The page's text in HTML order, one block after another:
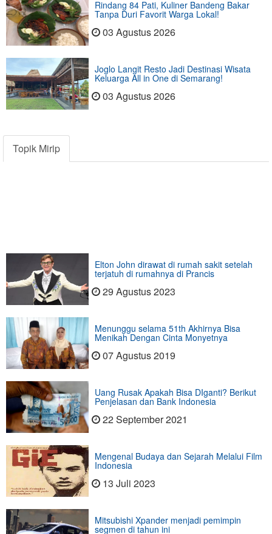
Rindang 84 Pati, Kuliner Bandeng Bakar
Tanpa Duri Favorit Warga Lokal!
03 Agustus 2026
Joglo Langit Resto Jadi Destinasi Wisata
Keluarga All in One di Semarang!
03 Agustus 2026
Topik Mirip
Elton John dirawat di rumah sakit setelah
terjatuh di rumahnya di Prancis
29 Agustus 2023
Menunggu selama 51th Akhirnya Bisa
Menikah Dengan Cinta Monyetnya
07 Agustus 2019
Uang Rusak Apakah Bisa DIganti? Berikut
Penjelasan dan Bank Indonesia
22 September 2021
Mengenal Budaya dan Sejarah Melalui Film
Indonesia
13 Juli 2023
Mitsubishi Xpander menjadi pemimpin
segmen di tahun ini